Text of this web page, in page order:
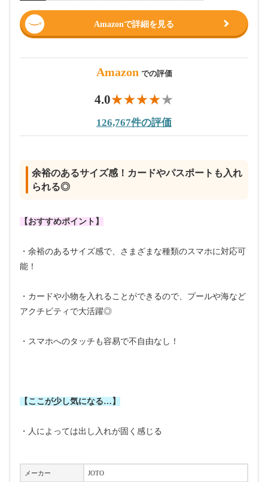
Amazonで詳細を見る
Amazon での評価
4.0
126,767件の評価
余裕のあるサイズ感！カードやパスポートも入れ
られる◎
【おすすめポイント】
・余裕のあるサイズ感で、さまざまな種類のスマホに対応可
能！
・カードや小物を入れることができるので、プールや海など
アクチビティで大活躍◎
・スマホへのタッチも容易で不自由なし！
【ここが少し気になる…】
・人によっては出し入れが固く感じる
メーカー JOTO